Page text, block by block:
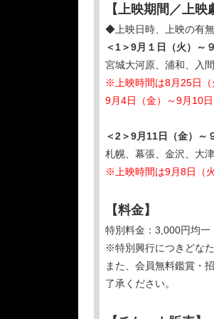
【上映期間／上映
◆上映日時、上映の有無
＜1＞9月１日（火）～
宮城大河原、浦和、入
※上映時間は8月25日（
9月4日（金）～9月10
＜2＞9月11日（金）～
札幌、幕張、金沢、大
※上映時間は9月8日（
【料金】
特別料金：3,000円均一
※特別興行につきどな
また、会員無料鑑賞・
了承ください。